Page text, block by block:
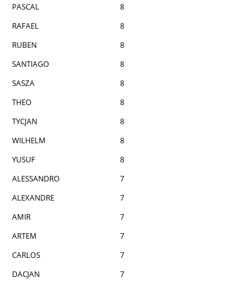
PASCAL
8
RAFAEL
8
RUBEN
8
SANTIAGO
8
SASZA
8
THEO
8
TYCJAN
8
WILHELM
8
YUSUF
8
ALESSANDRO
7
ALEXANDRE
7
AMIR
7
ARTEM
7
CARLOS
7
DACJAN
7